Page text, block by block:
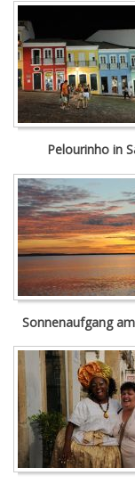
Pelourinho in
Sonnenaufgang